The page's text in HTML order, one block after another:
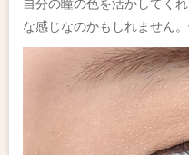
自分の瞳の色を活かしてく
な感じなのかもしれません